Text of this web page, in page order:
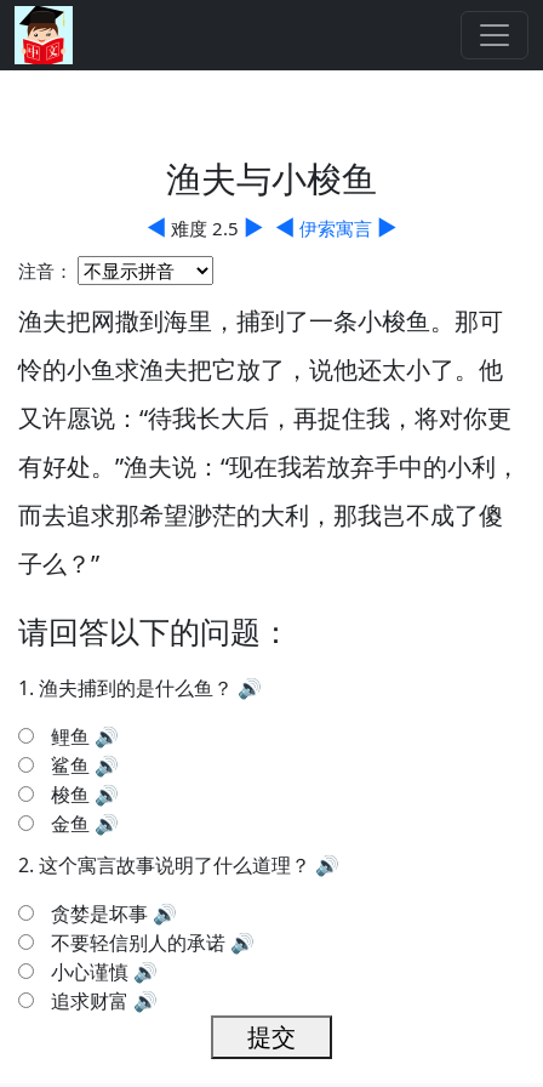
渔夫与小梭鱼
◀ 难度 2.5 ▶ ◀ 伊索寓言 ▶
注音：
渔夫把网撒到海里， 捕到了一条小梭鱼。 那可
怜的小鱼求渔夫把它放了， 说他还太小了。 他
又许愿说：“待我长大后， 再捉住我， 将对你更
有好处。”渔夫说：“现在我若放弃手中的小利，
而去追求那希望渺茫的大利， 那我岂不成了傻
子么？”
请回答以下的问题：
1. 渔夫捕到的是什么鱼？ 🔊
鲤鱼 🔊
鲨鱼 🔊
梭鱼 🔊
金鱼 🔊
2. 这个寓言故事说明了什么道理？ 🔊
贪婪是坏事 🔊
不要轻信别人的承诺 🔊
小心谨慎 🔊
追求财富 🔊
提交